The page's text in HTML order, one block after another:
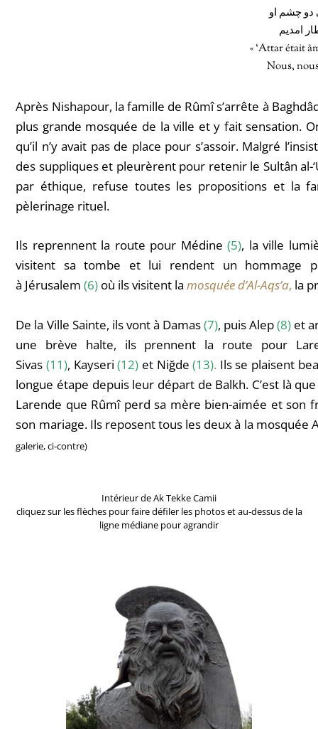
دو چشم او
امدیم
« ‘Attar était
Nous,
Après Nishapour, la famille de Rûmî s’arrête à
plus grande mosquée de la ville et y fait sensation.
qu’il n’y avait pas de place pour s’assoir. Malgré
des suppliques et pleurèrent pour retenir le Sultân al-
par éthique, refuse toutes les propositions et la
pèlerinage rituel.
Ils reprennent la route pour Médine (5), la ville
visitent sa tombe et lui rendent un hommage
à Jérusalem(6) où ils visitent lamosquée d’Al-Aqs’a, la
De la Ville Sainte, ils vont à Damas(7), puisAlep(8) et
une brève halte, ils prennent la route pour
Sivas (11), Kayseri (12) et Niğde (13). Ils se plaisent
longue étape depuis leur départ de Balkh. C’est là
Larende que Rûmî perd sa mère bien-aimée et son
son mariage. Ils reposent tous les deux à la
galerie, ci-contre)
Intérieur de Ak Tekke Camii
cliquez sur les flèches pour faire défiler les photos et au-dessus de la
ligne médiane pour agrandir